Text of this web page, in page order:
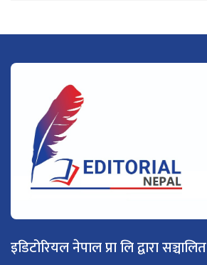
इडिटोरियल नेपाल प्रा लि द्वारा सञ्चालित